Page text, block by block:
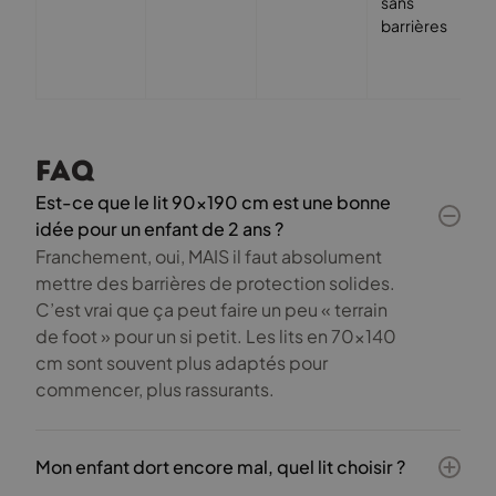
barrières
FAQ
Est-ce que le lit 90×190 cm est une bonne
idée pour un enfant de 2 ans ?
Franchement, oui, MAIS il faut absolument
mettre des barrières de protection solides.
C’est vrai que ça peut faire un peu « terrain
de foot » pour un si petit. Les lits en 70×140
cm sont souvent plus adaptés pour
commencer, plus rassurants.
Mon enfant dort encore mal, quel lit choisir ?